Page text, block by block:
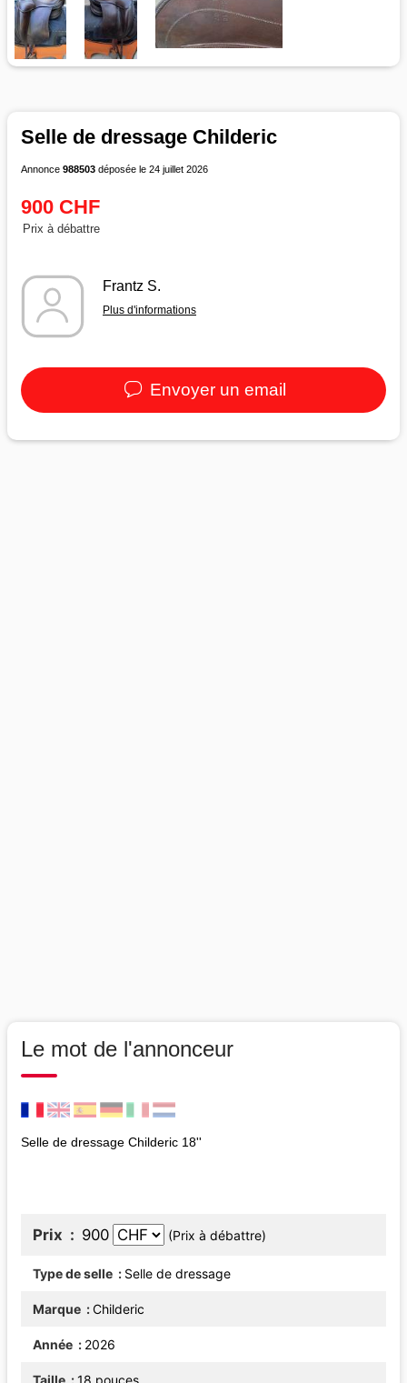
Selle de dressage Childeric
Annonce 988503 déposée le 24 juillet 2026
900 CHF
Prix à débattre
Frantz S.
Plus d'informations
Envoyer un email
Le mot de l'annonceur
Selle de dressage Childeric 18''
Prix 900 (Prix à débattre)
Type de selle Selle de dressage
Marque Childeric
Année 2026
Taille 18 pouces